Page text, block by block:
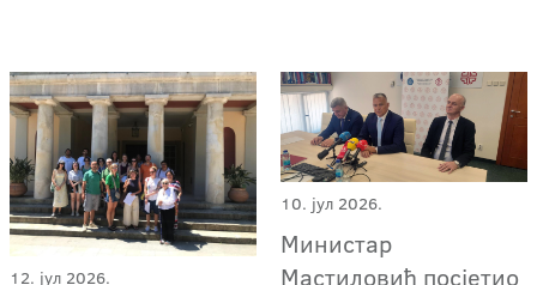
12. јул 2026.
10. јул 2026.
Министар
Мастиловић посјетио